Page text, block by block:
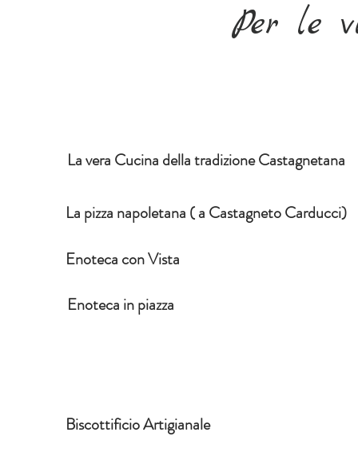
Per le
La vera Cucina della tradizione Castagnetana
La pizza napoletana ( a Castagneto Carducci)
Enoteca con Vista
Enoteca in piazza
Biscottificio Artigianale